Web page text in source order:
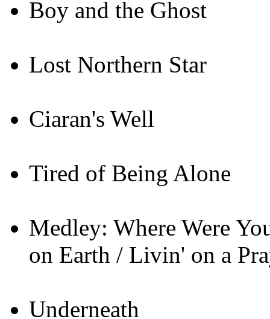
Boy and the Ghost
Lost Northern Star
Ciaran's Well
Tired of Being Alone
Medley: Where Were
on Earth / Livin' on a
Underneath